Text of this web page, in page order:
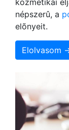
népszerû, a
elõnyeit.
Elolvasom